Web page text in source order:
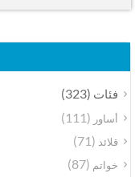
فئات(323)
أساور(111)
قلائد(71)
خواتم(87)